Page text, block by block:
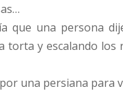
una persona
y escalando
una persiana para